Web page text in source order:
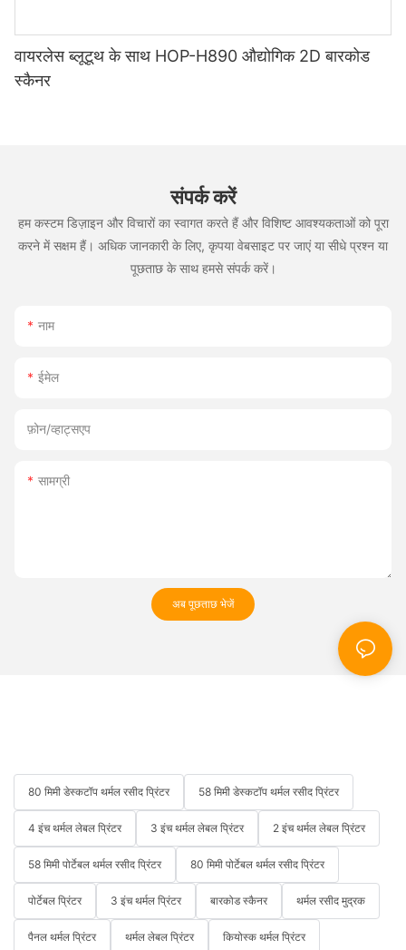
वायरलेस ब्लूटूथ के साथ HOP-H890 औद्योगिक 2D बारकोड
स्कैनर
संपर्क करें
हम कस्टम डिज़ाइन और विचारों का स्वागत करते हैं और विशिष्ट आवश्यकताओं को पूरा
करने में सक्षम हैं। अधिक जानकारी के लिए, कृपया वेबसाइट पर जाएं या सीधे प्रश्न या
पूछताछ के साथ हमसे संपर्क करें।
नाम
ईमेल
फ़ोन/व्हाट्सएप
सामग्री
अब पूछताछ भेजें
80 मिमी डेस्कटॉप थर्मल रसीद प्रिंटर 58 मिमी डेस्कटॉप थर्मल रसीद प्रिंटर
4 इंच थर्मल लेबल प्रिंटर 3 इंच थर्मल लेबल प्रिंटर 2 इंच थर्मल लेबल प्रिंटर
58 मिमी पोर्टेबल थर्मल रसीद प्रिंटर 80 मिमी पोर्टेबल थर्मल रसीद प्रिंटर
पोर्टेबल प्रिंटर 3 इंच थर्मल प्रिंटर बारकोड स्कैनर थर्मल रसीद मुद्रक
पैनल थर्मल प्रिंटर थर्मल लेबल प्रिंटर कियोस्क थर्मल प्रिंटर